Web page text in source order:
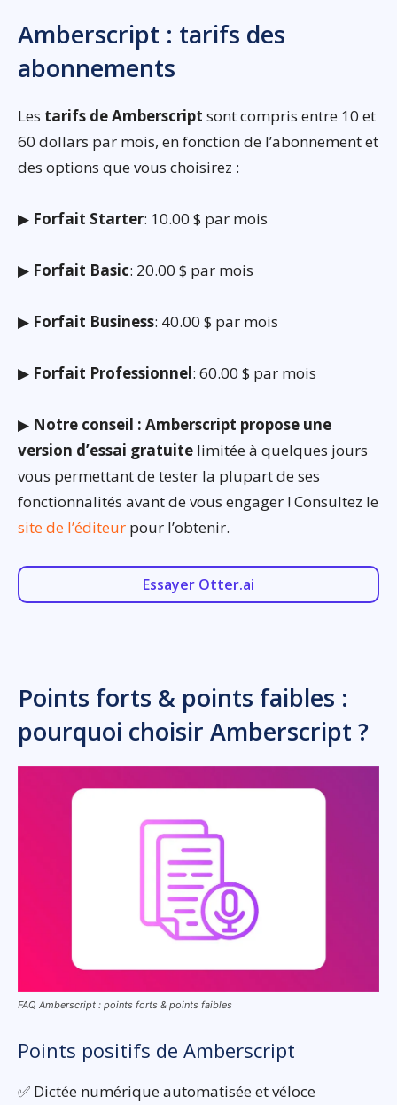
Amberscript : tarifs des
abonnements
Les tarifs de Amberscript sont compris entre 10 et
60 dollars par mois, en fonction de l’abonnement et
des options que vous choisirez :
▶ Forfait Starter: 10.00 $ par mois
▶ Forfait Basic: 20.00 $ par mois
▶ Forfait Business: 40.00 $ par mois
▶ Forfait Professionnel: 60.00 $ par mois
▶ Notre conseil : Amberscript propose une
version d’essai gratuite limitée à quelques jours
vous permettant de tester la plupart de ses
fonctionnalités avant de vous engager ! Consultez le
site de l’éditeur pour l’obtenir.
Essayer Otter.ai
Points forts & points faibles :
pourquoi choisir Amberscript ?
FAQ Amberscript : points forts & points faibles
Points positifs de Amberscript
✅ Dictée numérique automatisée et véloce